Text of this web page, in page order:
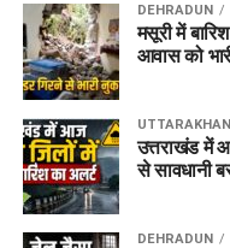
3. क्या हम फूलों की घाटी में
नहीं, जैव-विविधता और
नेशनल पार्क के अंदर रात में
आपको शाम होने से पहले
RELATED TOPICS:
VALLEY OF FLOWERS
DEHRADUN
मसूरी में
आवास को
उत्तराखंड में
से सावधानी
DEHRADUN